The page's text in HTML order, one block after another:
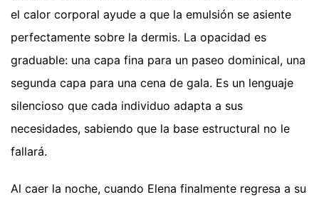
el calor corporal ayude a que la emulsión se asiente
perfectamente sobre la dermis. La opacidad es
graduable: una capa fina para un paseo dominical, una
segunda capa para una cena de gala. Es un lenguaje
silencioso que cada individuo adapta a sus
necesidades, sabiendo que la base estructural no le
fallará.
Al caer la noche, cuando Elena finalmente regresa a su